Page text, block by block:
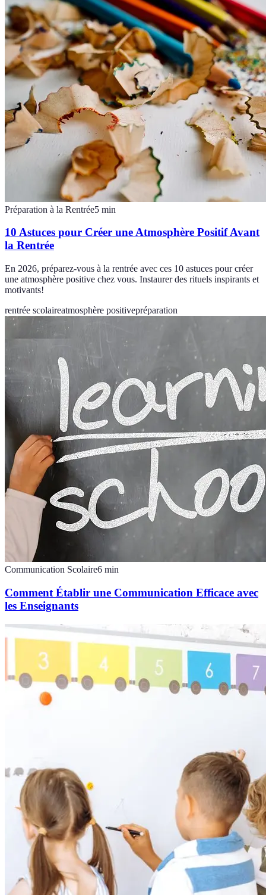
Préparation à la Rentrée5 min
10 Astuces pour Créer une Atmosphère Positif Avant
la Rentrée
En 2026, préparez-vous à la rentrée avec ces 10 astuces pour créer
une atmosphère positive chez vous. Instaurer des rituels inspirants et
motivants!
rentrée scolaireatmosphère positivepréparation
Communication Scolaire6 min
Comment Établir une Communication Efficace avec
les Enseignants